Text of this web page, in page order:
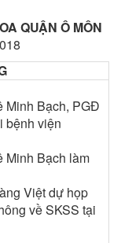
QUẬN Ô MÔN
Minh Bạch, PGĐ
bệnh viện
Minh Bạch làm
Việt dự họp
về SKSS tại